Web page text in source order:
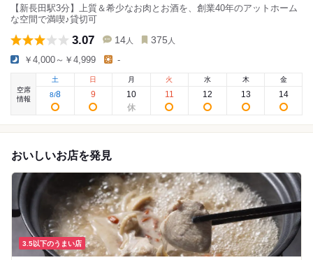
【新長田駅3分】上質＆希少なお肉とお酒を、創業40年のアットホーム
な空間で満喫♪貸切可
3.07 14 人 375 人
￥4,000～￥4,999 -
空席
情報
土
8/8
日
9
月
10
火
11
水
12
木
13
金
14
おいしいお店を発見
3.5以下のうまい店